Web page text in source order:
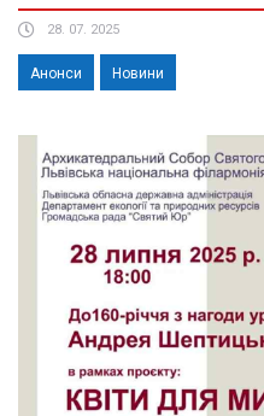
28. 07. 2025
Анонси Новини